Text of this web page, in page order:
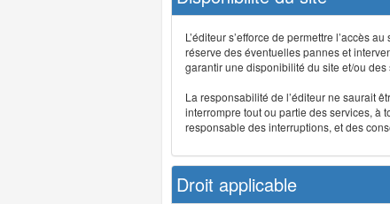
L’éditeur s’efforce de permettre l’accès
réserve des éventuelles pannes et
garantir une disponibilité du site et/ou
La responsabilité de l’éditeur ne saurait
interrompre tout ou partie des services, à
responsable des interruptions, et des
Droit applicable